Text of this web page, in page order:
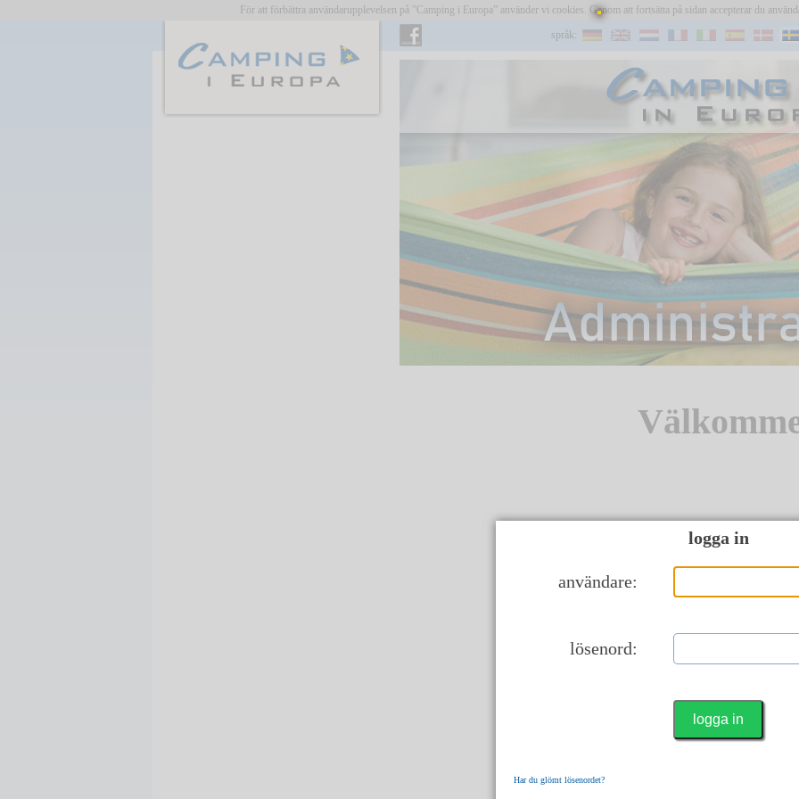
För att förbättra användarupplevelsen på ”Camping i Europa” använder vi cookies. Genom att fortsätta på sidan accepterar du
språk:
logga in
användare:
lösenord:
Har du glömt lösenordet?